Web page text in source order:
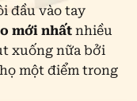
đầu vào tay
mới nhất nhiều
xuống nữa bởi
một điểm trong